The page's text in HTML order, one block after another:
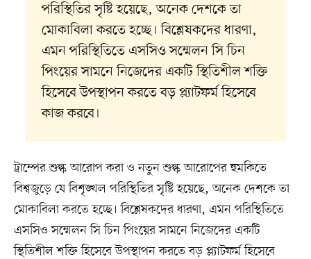
পরিস্থিতির সৃষ্টি হয়েছে, অনেক দেশকে তা
মোকাবিলা করতে হচ্ছে। বিশ্লেষকদের ধারণা,
এমন পরিস্থিতিতে এসসিও সম্মেলন সি চিন
পিংয়ের সামনে নিজেদের একটি স্থিতিশীল শক্তি
হিসেবে উপস্থাপন করতে বড় প্ল্যাটফর্ম হিসেবে
কাজ করবে।
ট্রাম্পের শুল্ক আরোপ করা ও নতুন শুল্ক আরোপের হুমকিতে
বিশ্বজুড়ে যে বিশৃঙ্খল পরিস্থিতির সৃষ্টি হয়েছে, অনেক দেশকে তা
মোকাবিলা করতে হচ্ছে। বিশ্লেষকদের ধারণা, এমন পরিস্থিতিতে
এসসিও সম্মেলন সি চিন পিংয়ের সামনে নিজেদের একটি
স্থিতিশীল শক্তি হিসেবে উপস্থাপন করতে বড় প্ল্যাটফর্ম হিসেবে